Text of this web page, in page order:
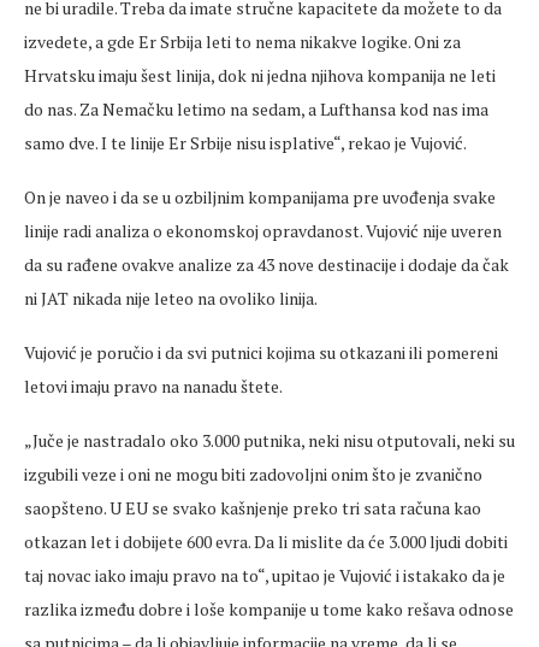
ne bi uradile. Treba da imate stručne kapacitete da možete to da
izvedete, a gde Er Srbija leti to nema nikakve logike. Oni za
Hrvatsku imaju šest linija, dok ni jedna njihova kompanija ne leti
do nas. Za Nemačku letimo na sedam, a Lufthansa kod nas ima
samo dve. I te linije Er Srbije nisu isplative“, rekao je Vujović.
On je naveo i da se u ozbiljnim kompanijama pre uvođenja svake
linije radi analiza o ekonomskoj opravdanost. Vujović nije uveren
da su rađene ovakve analize za 43 nove destinacije i dodaje da čak
ni JAT nikada nije leteo na ovoliko linija.
Vujović je poručio i da svi putnici kojima su otkazani ili pomereni
letovi imaju pravo na nanadu štete.
„Juče je nastradalo oko 3.000 putnika, neki nisu otputovali, neki su
izgubili veze i oni ne mogu biti zadovoljni onim što je zvanično
saopšteno. U EU se svako kašnjenje preko tri sata računa kao
otkazan let i dobijete 600 evra. Da li mislite da će 3.000 ljudi dobiti
taj novac iako imaju pravo na to“, upitao je Vujović i istakako da je
razlika između dobre i loše kompanije u tome kako rešava odnose